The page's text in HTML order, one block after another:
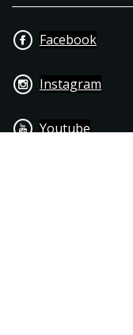
Facebook
Instagram
Youtube